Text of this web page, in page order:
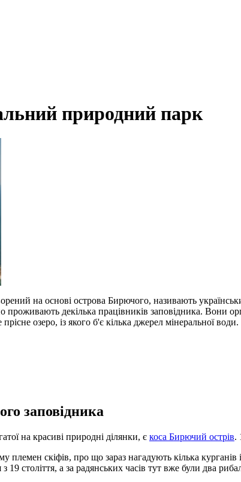
природний парк
на основі острова Бирючого, називають
декілька працівників заповідника. Вони
озеро, із якого б'є кілька джерел мінеральної води.
заповідника
на красиві природні ділянки, є коса Бирючий острів.
племен скіфів, про що зараз нагадують кілька
століття, а за радянських часів тут вже були два